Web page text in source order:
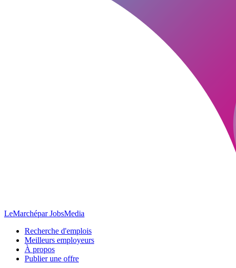
LeMarchépar JobsMedia
Recherche d'emplois
Meilleurs employeurs
À propos
Publier une offre